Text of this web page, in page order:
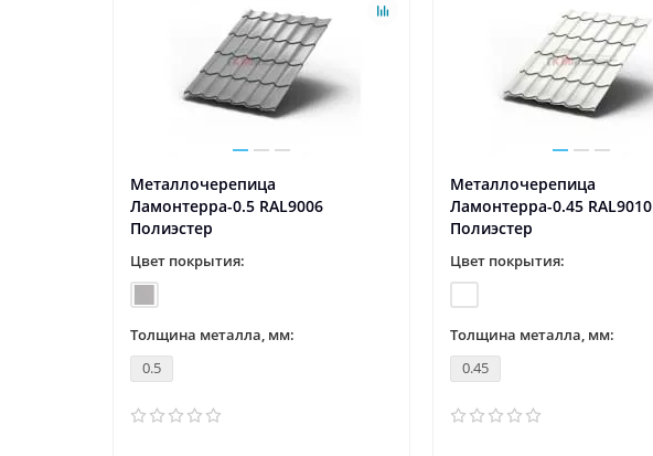
Металлочерепица
Ламонтерра-0.5 RAL9006
Полиэстер
Цвет покрытия:
Толщина металла, мм:
0.5
Металлочерепица
Ламонтерра-0.45 RAL9010
Полиэстер
Цвет покрытия:
Толщина металла, мм:
0.45